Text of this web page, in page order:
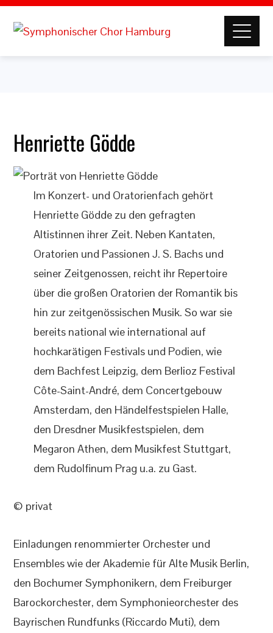
Henriette Gödde
Im Konzert- und Oratorienfach gehört
Henriette Gödde zu den gefragten
Altistinnen ihrer Zeit. Neben Kantaten,
Oratorien und Passionen J. S. Bachs und
seiner Zeitgenossen, reicht ihr Repertoire
über die großen Oratorien der Romantik bis
hin zur zeitgenössischen Musik. So war sie
bereits national wie international auf
hochkarätigen Festivals und Podien, wie
dem Bachfest Leipzig, dem Berlioz Festival
Côte-Saint-André, dem Concertgebouw
Amsterdam, den Händelfestspielen Halle,
den Dresdner Musikfestspielen, dem
Megaron Athen, dem Musikfest Stuttgart,
dem Rudolfinum Prag u.a. zu Gast.
© privat
Einladungen renommierter Orchester und
Ensembles wie der Akademie für Alte Musik Berlin,
den Bochumer Symphonikern, dem Freiburger
Barockorchester, dem Symphonieorchester des
Bayrischen Rundfunks (Riccardo Muti), dem